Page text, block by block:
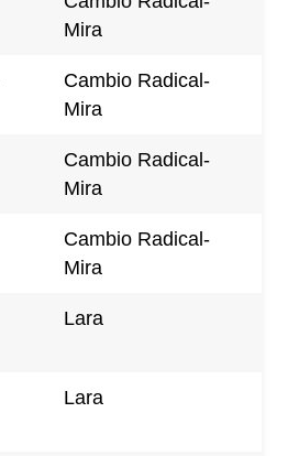
Mira
Cambio Radical-
Mira
Cambio Radical-
Mira
Cambio Radical-
Mira
Lara
Lara